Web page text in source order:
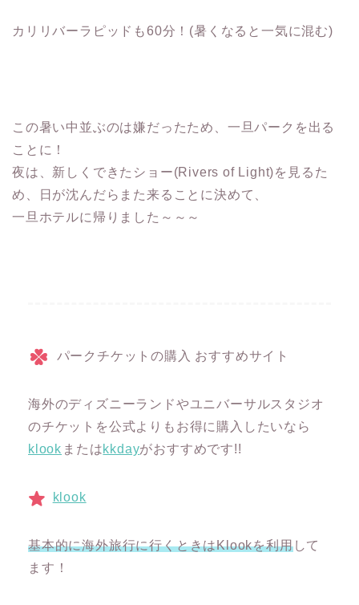
カリリバーラピッドも60分！(暑くなると一気に混む)
この暑い中並ぶのは嫌だったため、一旦パークを出る
ことに！
夜は、新しくできたショー(Rivers of Light)を見るた
め、日が沈んだらまた来ることに決めて、
一旦ホテルに帰りました～～～
パークチケットの購入 おすすめサイト
海外のディズニーランドやユニバーサルスタジオ
のチケットを公式よりもお得に購入したいなら
klook またはkkdayがおすすめです!!
klook
基本的に海外旅行に行くときはKlookを利用して
ます！